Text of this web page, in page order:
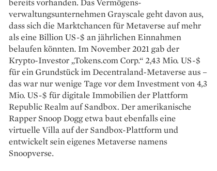
verwaltungsunternehmen Grayscale geht davon aus,
dass sich die Marktchancen für Metaverse auf mehr
als eine Billion US-$ an jährlichen Ein­nahmen
belaufen könnten. Im November 2021 gab der
Krypto-Investor „Tokens.com Corp.“ 2,43 Mio. US-$
für ein Grundstück im Decentraland-Metaverse aus –
das war nur wenige Tage vor dem Investment von 4,3
Mio. US-$ für digitale Immobilien der Plattform
Republic Realm auf Sandbox. Der amerikanische
Rapper Snoop Dogg etwa baut ebenfalls eine
virtuelle Villa auf der Sandbox-Plattform und
entwickelt sein eigenes Metaverse namens
Snoopverse.